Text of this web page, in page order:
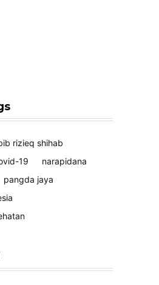
rizieq shihab
19
narapidana
pangda jaya